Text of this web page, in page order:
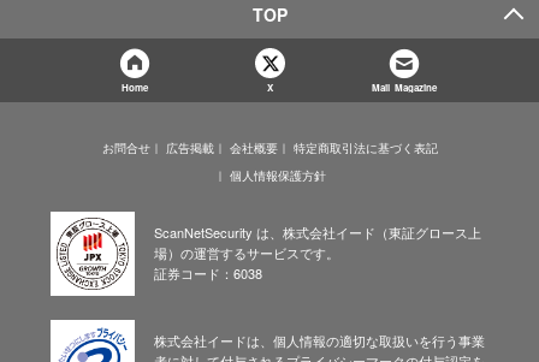
TOP
Home X Mail Magazine
お問合せ 広告掲載 会社概要
特定商取引法に基づく表記
個人情報保護方針
ScanNetSecurity は、株式会社イード（東証グロース上
場）の運営するサービスです。
証券コード：6038
株式会社イードは、個人情報の適切な取扱いを行う事業